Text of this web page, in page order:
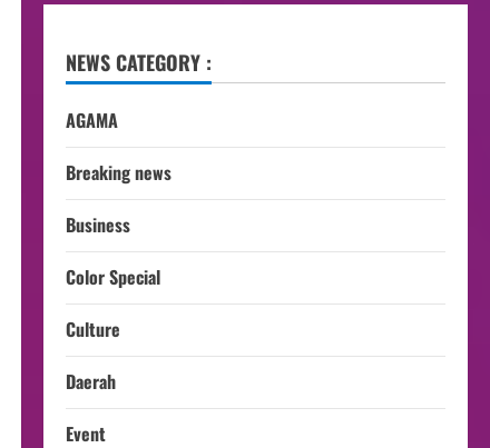
NEWS CATEGORY :
AGAMA
Breaking news
Business
Color Special
Culture
Daerah
Event